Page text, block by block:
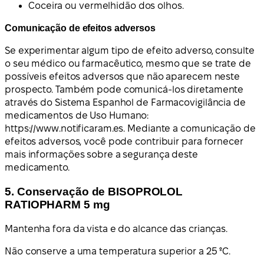
Coceira ou vermelhidão dos olhos.
Comunicação de efeitos adversos
Se experimentar algum tipo de efeito adverso, consulte
o seu médico ou farmacêutico, mesmo que se trate de
possíveis efeitos adversos que não aparecem neste
prospecto. Também pode comunicá-los diretamente
através do Sistema Espanhol de Farmacovigilância de
medicamentos de Uso Humano:
https://www.notificaram.es. Mediante a comunicação de
efeitos adversos, você pode contribuir para fornecer
mais informações sobre a segurança deste
medicamento.
5. Conservação de BISOPROLOL
RATIOPHARM 5 mg
Mantenha fora da vista e do alcance das crianças.
Não conserve a uma temperatura superior a 25 ºC.